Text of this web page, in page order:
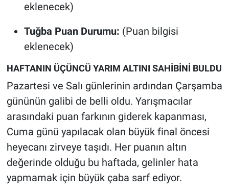
eklenecek)
Tuğba Puan Durumu: (Puan bilgisi
eklenecek)
HAFTANIN ÜÇÜNCÜ YARIM ALTINI SAHİBİNİ BULDU
Pazartesi ve Salı günlerinin ardından Çarşamba
gününün galibi de belli oldu. Yarışmacılar
arasındaki puan farkının giderek kapanması,
Cuma günü yapılacak olan büyük final öncesi
heyecanı zirveye taşıdı. Her puanın altın
değerinde olduğu bu haftada, gelinler hata
yapmamak için büyük çaba sarf ediyor.